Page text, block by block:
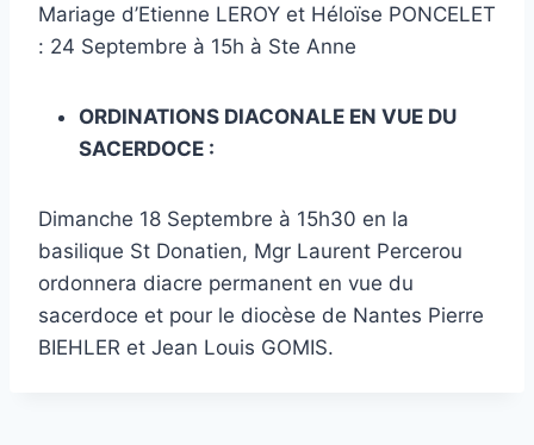
Mariage d’Etienne LEROY et Héloïse PONCELET
: 24 Septembre à 15h à Ste Anne
ORDINATIONS DIACONALE EN VUE DU
SACERDOCE :
Dimanche 18 Septembre à 15h30 en la
basilique St Donatien, Mgr Laurent Percerou
ordonnera diacre permanent en vue du
sacerdoce et pour le diocèse de Nantes Pierre
BIEHLER et Jean Louis GOMIS.